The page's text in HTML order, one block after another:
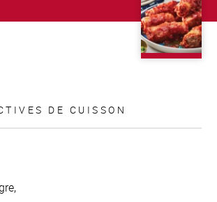
DE CUISSON